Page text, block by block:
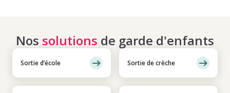
Nos solutions de garde d'enfants
Sortie d’école Sortie de crèche